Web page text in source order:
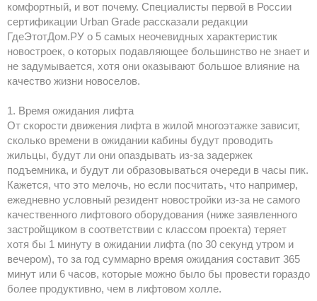
комфортный, и вот почему. Специалисты первой в России
сертификации Urban Grade рассказали редакции
ГдеЭтотДом.РУ о 5 самых неочевидных характеристик
новостроек, о которых подавляющее большинство не знает и
не задумывается, хотя они оказывают большое влияние на
качество жизни новоселов.
1. Время ожидания лифта
От скорости движения лифта в жилой многоэтажке зависит,
сколько времени в ожидании кабины будут проводить
жильцы, будут ли они опаздывать из-за задержек
подъемника, и будут ли образовываться очереди в часы пик.
Кажется, что это мелочь, но если посчитать, что например,
ежедневно условный резидент новостройки из-за не самого
качественного лифтового оборудования (ниже заявленного
застройщиком в соответствии с классом проекта) теряет
хотя бы 1 минуту в ожидании лифта (по 30 секунд утром и
вечером), то за год суммарно время ожидания составит 365
минут или 6 часов, которые можно было бы провести гораздо
более продуктивно, чем в лифтовом холле.